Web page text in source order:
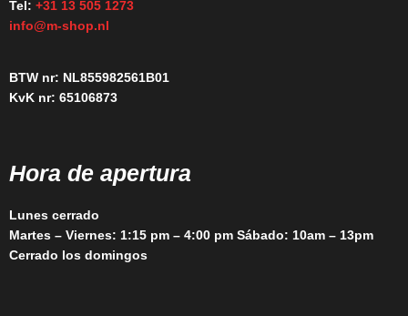
Tel: +31 13 505 1273
info@m-shop.nl
BTW nr: NL855982561B01
KvK nr: 65106873
Hora de apertura
Lunes cerrado
Martes – Viernes: 1:15 pm – 4:00 pm Sábado: 10am – 13pm
Cerrado los domingos